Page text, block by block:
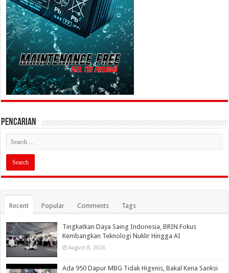
PENCARIAN
Recent Popular Comments Tags
Tingkatkan Daya Saing Indonesia, BRIN Fokus
Kembangkan Teknologi Nuklir Hingga AI
August 8, 2026
Ada 950 Dapur MBG Tidak Higenis, Bakal Kena Sanksi